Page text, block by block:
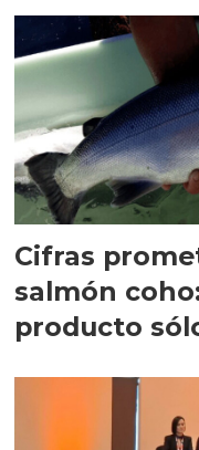
Cifras
salmón
producto